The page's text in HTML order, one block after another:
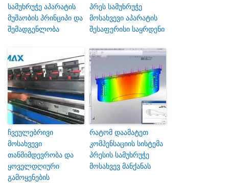
სამუხრუჭე აპარატის
მუშაობის პრინციპი და
შემადგენლობა
პრეს სამუხრუჭე
მოსახვევი აპარატის
შესაფერისი საყრდენი
ჩვეულებრივი
მოსახვევი
თანმიმდევრობა და
ყოველდღიური
გამოყენების
რატომ დაამატეთ
კომპენსაციის სისტემა
პრესის სამუხრუჭე
მოსახვევ მანქანას